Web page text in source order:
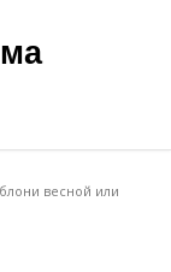
весной или